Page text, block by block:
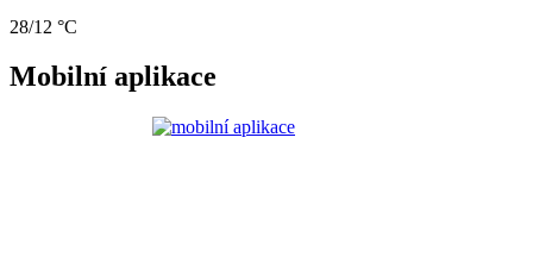
28/12 °C
Mobilní aplikace